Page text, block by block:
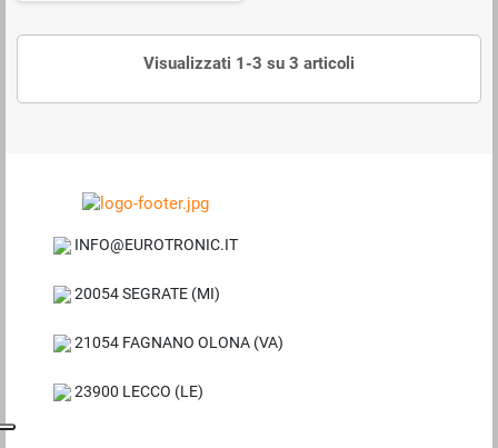
Visualizzati 1-3 su 3 articoli
INFO@EUROTRONIC.IT
20054 SEGRATE (MI)
21054 FAGNANO OLONA (VA)
23900 LECCO (LE)